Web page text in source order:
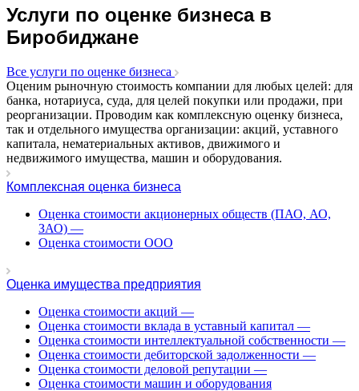
Услуги по оценке бизнеса в
Биробиджане
Все услуги по оценке бизнеса
Оценим рыночную стоимость компании для любых целей: для
банка, нотариуса, суда, для целей покупки или продажи, при
реорганизации. Проводим как комплексную оценку бизнеса,
так и отдельного имущества организации: акций, уставного
капитала, нематериальных активов, движимого и
недвижимого имущества, машин и оборудования.
Комплексная оценка бизнеса
Оценка стоимости акционерных обществ (ПАО, АО,
ЗАО) —
Оценка стоимости ООО
Оценка имущества предприятия
Оценка стоимости акций —
Оценка стоимости вклада в уставный капитал —
Оценка стоимости интеллектуальной собственности —
Оценка стоимости дебиторской задолженности —
Оценка стоимости деловой репутации —
Оценка стоимости машин и оборудования
Астрахань
Ахтубинск
Ачинск
Баймак
Балабаново
Балаково
Балашиха
Балашов
Барабинск
Барнаул
Бахчисарай
Белая Калитва
Белебей
Белогорск
Белорецк
Белореченск
Белоярский